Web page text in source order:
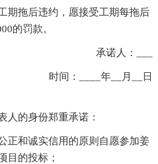
期拖后违约，愿接受工期每拖后
的罚款。
承诺人：___
时间：____年__月__日
人的身份郑重承诺：
正和诚实信用的原则自愿参加姜
目的投标；